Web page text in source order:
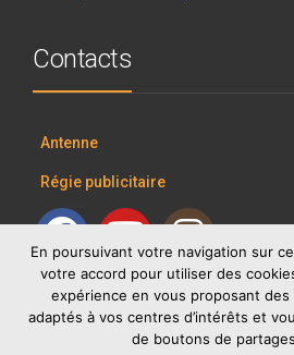
Contacts
Antenne
Régie publicitaire
En poursuivant votre navigation sur
votre accord pour utiliser des
expérience en vous proposant
adaptés à vos centres d’intérêts et
de boutons de